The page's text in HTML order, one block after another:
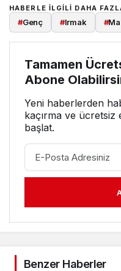
HABERLE ILGILI DAHA
#Genç #Irmak #
Tamamen
Abone
Yeni haberlerden
kaçırma ve
başlat.
Benzer Haberler